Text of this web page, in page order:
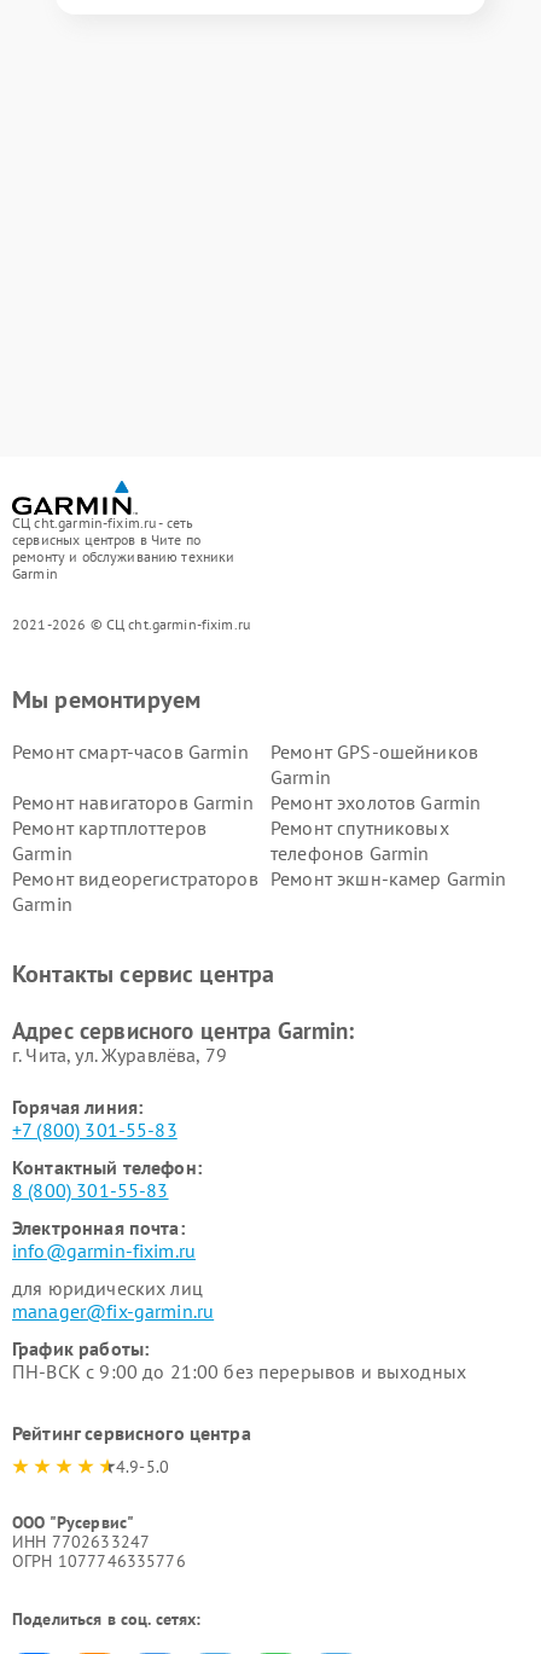
СЦ cht.garmin-fixim.ru - сеть
сервисных центров в Чите по
ремонту и обслуживанию техники
Garmin
2021-2026 © СЦ cht.garmin-fixim.ru
Мы ремонтируем
Ремонт смарт-часов Garmin
Ремонт GPS-ошейников
Garmin
Ремонт навигаторов Garmin
Ремонт эхолотов Garmin
Ремонт картплоттеров
Garmin
Ремонт спутниковых
телефонов Garmin
Ремонт видеорегистраторов
Garmin
Ремонт экшн-камер Garmin
Контакты сервис центра
Адрес сервисного центра Garmin:
г. Чита, ул. Журавлёва, 79
Горячая линия:
+7 (800) 301-55-83
Контактный телефон:
8 (800) 301-55-83
Электронная почта:
info@garmin-fixim.ru
для юридических лиц
manager@fix-garmin.ru
График работы:
ПН-ВСК с 9:00 до 21:00 без перерывов и выходных
Рейтинг сервисного центра
4.9-5.0
ООО "Русервис"
ИНН 7702633247
ОГРН 1077746335776
Поделиться в соц. сетях: